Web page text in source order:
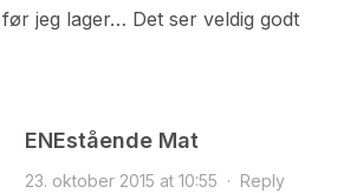
jeg lager… Det ser veldig godt
ENEstående Mat
23. oktober 2015 at 10:55 · Reply